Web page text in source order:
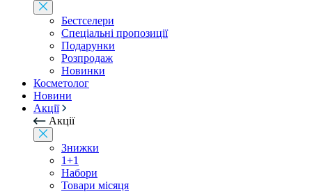
Бестселери
Спеціальні пропозиції
Подарунки
Розпродаж
Новинки
Косметолог
Новини
Акції
Акції
Знижки
1+1
Набори
Товари місяця